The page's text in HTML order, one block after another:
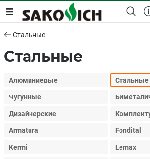
Стальные
Стальные
Алюминиевые Стальные
Чугунные
Дизайнерские
Armatura Fondital
Kermi Lemax